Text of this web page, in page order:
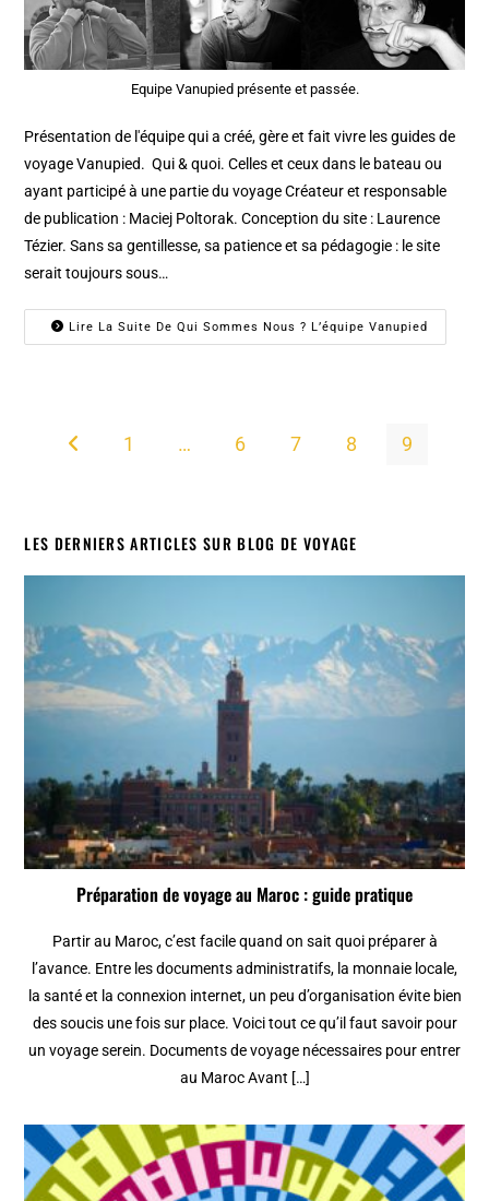
Equipe Vanupied présente et passée.
Présentation de l'équipe qui a créé, gère et fait vivre les guides de
voyage Vanupied. Qui & quoi. Celles et ceux dans le bateau ou
ayant participé à une partie du voyage Créateur et responsable
de publication : Maciej Poltorak. Conception du site : Laurence
Tézier. Sans sa gentillesse, sa patience et sa pédagogie : le site
serait toujours sous…
Lire La Suite De Qui Sommes Nous ? L’équipe Vanupied
Go to the previous page
1 … 6 7 8 9
LES DERNIERS ARTICLES SUR BLOG DE VOYAGE
Préparation de voyage au Maroc : guide pratique
Partir au Maroc, c’est facile quand on sait quoi préparer à
l’avance. Entre les documents administratifs, la monnaie locale,
la santé et la connexion internet, un peu d’organisation évite bien
des soucis une fois sur place. Voici tout ce qu’il faut savoir pour
un voyage serein. Documents de voyage nécessaires pour entrer
au Maroc Avant […]